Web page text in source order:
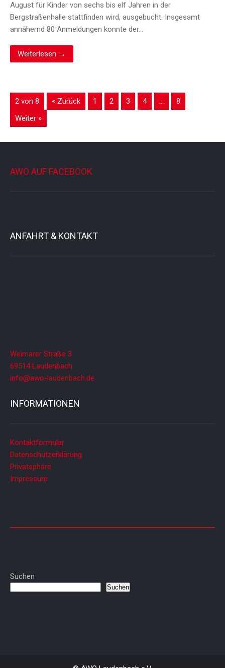
August für Kinder von sechs bis elf Jahren in der
Bergstraßenhalle stattfinden wird, ausgebucht. Insgesamt
annähernd 80 Anmeldungen konnte der…
Weiterlesen →
2 von 8 « Zurück 1 2 3 4 …
8
Weiter »
AWO AUF FACEBOOK
ANFAHRT & KONTAKT
Weimarer Straße 3
69514 Laudenbach
info@awo-laudenbach.de
INFORMATIONEN
Kontaktformular
Datenschutzerklärung
Privatsphäre
Impressum
Suchen
Suchen